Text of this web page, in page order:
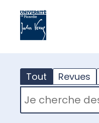
Tout Revues
RECHERCHER DANS "TOUT"